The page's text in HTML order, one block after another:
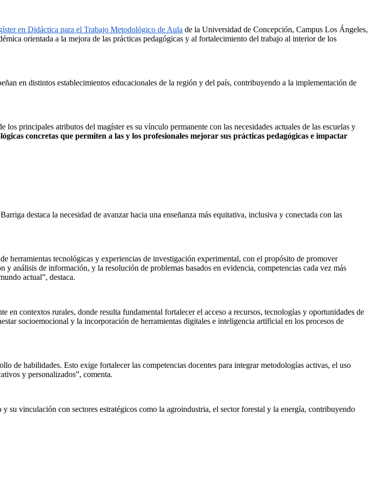
en Didáctica para el Trabajo Metodológico de Aula de la Universidad de Concepción, Campus Los Ángeles,
orientada a la mejora de las prácticas pedagógicas y al fortalecimiento del trabajo al interior de los
en distintos establecimientos educacionales de la región y del país, contribuyendo a la implementación de
principales atributos del magíster es su vínculo permanente con las necesidades actuales de las escuelas y
concretas que permiten a las y los profesionales mejorar sus prácticas pedagógicas e impactar
destaca la necesidad de avanzar hacia una enseñanza más equitativa, inclusiva y conectada con las
herramientas tecnológicas y experiencias de investigación experimental, con el propósito de promover
análisis de información, y la resolución de problemas basados en evidencia, competencias cada vez más
actual”, destaca.
en contextos rurales, donde resulta fundamental fortalecer el acceso a recursos, tecnologías y oportunidades de
socioemocional y la incorporación de herramientas digitales e inteligencia artificial en los procesos de
de habilidades. Esto exige fortalecer las competencias docentes para integrar metodologías activas, el uso
y personalizados”, comenta.
su vinculación con sectores estratégicos como la agroindustria, el sector forestal y la energía, contribuyendo